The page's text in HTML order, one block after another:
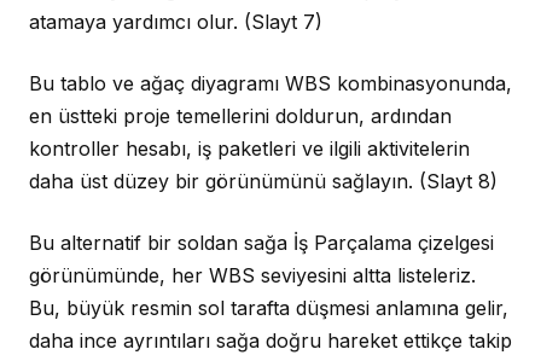
atamaya yardımcı olur. (Slayt 7)
Bu tablo ve ağaç diyagramı WBS kombinasyonunda,
en üstteki proje temellerini doldurun, ardından
kontroller hesabı, iş paketleri ve ilgili aktivitelerin
daha üst düzey bir görünümünü sağlayın. (Slayt 8)
Bu alternatif bir soldan sağa İş Parçalama çizelgesi
görünümünde, her WBS seviyesini altta listeleriz.
Bu, büyük resmin sol tarafta düşmesi anlamına gelir,
daha ince ayrıntıları sağa doğru hareket ettikçe takip